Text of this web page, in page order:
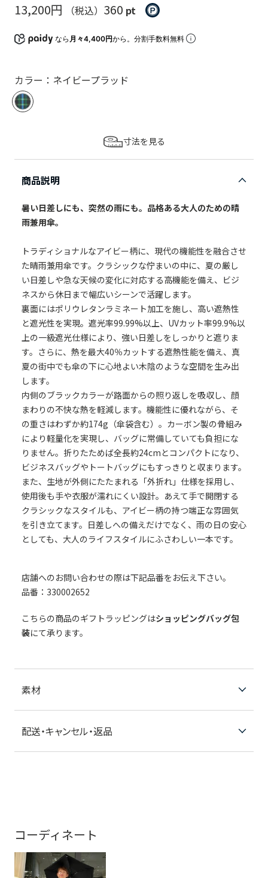
13,200円
（税込） 360 pt
なら 月々4,400円から。分割手数料無料
カラー：ネイビープラッド
寸法を見る
商品説明
暑い日差しにも、突然の雨にも。品格ある大人のための晴
雨兼用傘。
トラディショナルなアイビー柄に、現代の機能性を融合させ
た晴雨兼用傘です。クラシックな佇まいの中に、夏の厳し
い日差しや急な天候の変化に対応する高機能を備え、ビジ
ネスから休日まで幅広いシーンで活躍します。
裏面にはポリウレタンラミネート加工を施し、高い遮熱性
と遮光性を実現。遮光率99.99%以上、UVカット率99.9%以
上の一級遮光仕様により、強い日差しをしっかりと遮りま
す。さらに、熱を最大40％カットする遮熱性能を備え、真
夏の街中でも傘の下に心地よい木陰のような空間を生み出
します。
内側のブラックカラーが路面からの照り返しを吸収し、顔
まわりの不快な熱を軽減します。機能性に優れながら、そ
の重さはわずか約174g（傘袋含む）。カーボン製の骨組み
により軽量化を実現し、バッグに常備していても負担にな
りません。折りたためば全長約24cmとコンパクトになり、
ビジネスバッグやトートバッグにもすっきりと収まります。
また、生地が外側にたたまれる「外折れ」仕様を採用し、
使用後も手や衣服が濡れにくい設計。あえて手で開閉する
クラシックなスタイルも、アイビー柄の持つ端正な雰囲気
を引き立てます。日差しへの備えだけでなく、雨の日の安心
としても、大人のライフスタイルにふさわしい一本です。
店舗へのお問い合わせの際は下記品番をお伝え下さい。
品番：330002652
こちらの商品のギフトラッピングはショッピングバッグ包
装にて承ります。
素材
配送・キャンセル・返品
コーディネート